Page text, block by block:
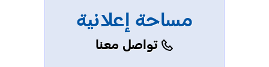
مساحة إعلانية
تواصل معنا